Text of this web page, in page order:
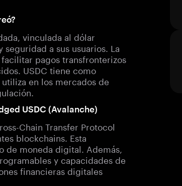
vinculada al dólar
a sus usuarios. La
pagos transfronterizos
USDC tiene como
en los mercados de
USDC (Avalanche)
Chain Transfer Protocol
blockchains. Esta
moneda digital. Además,
y capacidades de
financieras digitales